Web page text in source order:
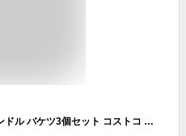
Patio Essentials シトロネラキャンドル バケツ3個セット コストコ 防虫効果 約40時間燃焼 屋外使用